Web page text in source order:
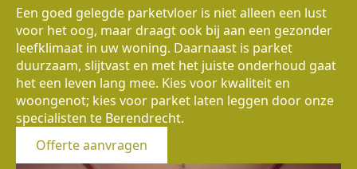
Een goed gelegde parketvloer is niet alleen een lust
voor het oog, maar draagt ook bij aan een gezonder
leefklimaat in uw woning. Daarnaast is parket
duurzaam, slijtvast en met het juiste onderhoud gaat
het een leven lang mee. Kies voor kwaliteit en
woongenot; kies voor parket laten leggen door onze
specialisten te Berendrecht.
Offerte aanvragen